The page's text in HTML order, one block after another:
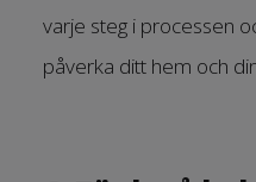
varje steg i processen
påverka ditt hem och